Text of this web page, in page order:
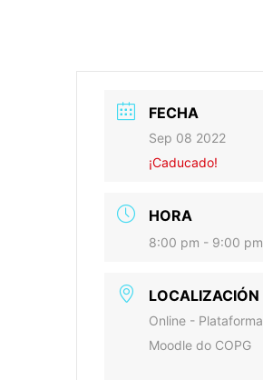
FECHA
Sep 08 2022
¡Caducado!
HORA
8:00 pm - 9:00 pm
LOCALIZACIÓN
Online - Plataforma
Moodle do COPG